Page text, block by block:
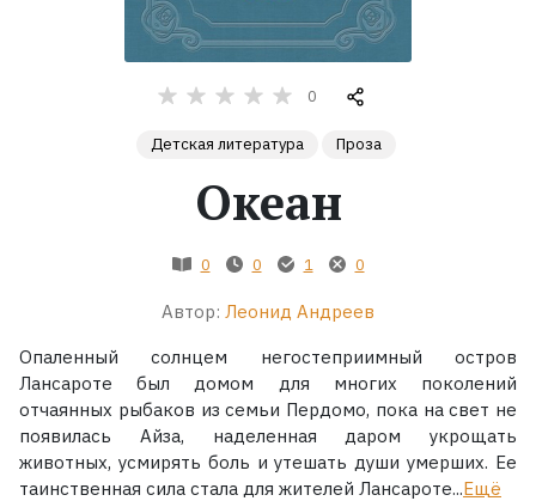
0
Детская литература Проза
Океан
0 0 1 0
Автор: Леонид Андреев
Опаленный солнцем негостеприимный остров
Лансароте был домом для многих поколений
отчаянных рыбаков из семьи Пердомо, пока на свет не
появилась Айза, наделенная даром укрощать
животных, усмирять боль и утешать души умерших. Ее
таинственная сила стала для жителей Лансароте...Ещё